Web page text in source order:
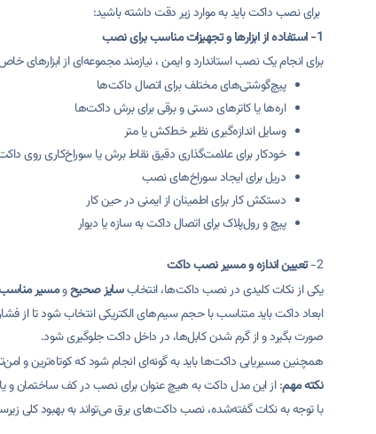
برای نصب داکت باید به موارد زیر دقت داشته باشید:
1- استفاده از
ابزارها و تجهیزات مناسب برای نصب
برای انجام یک نصب استاندارد و ایمن ، نیازمند مجموعه‌ای از ابزارهای
پیچ‌گوشتی‌های مختلف برای اتصال داکت‌ها
اره‌ها یا کاترهای دستی و برقی برای برش داکت‌ها
وسایل اندازه‌گیری نظیر خط‌کش یا متر
خودکار برای علامت‌گذاری دقیق نقاط برش یا سوراخ‌کاری روی
دریل برای ایجاد سوراخ‌های نصب
دستکش‌ کار برای اطمینان از ایمنی در حین کار
پیچ و رول‌پلاک برای اتصال داکت‌ به سازه یا دیوار
2- تعیین اندازه و مسیر نصب داکت
یکی از نکات کلیدی در نصب داکت‌ها، انتخابسایز صحیحومسیر
صورت بگیرد و از گرم شدن کابل‌ها، در داخل داکت جلوگیری شود.
همچنین مسیریابی داکت‌ها باید به گونه‌ای انجام شود که کوتاه‌ترین
نکته مهم: از این مدل داکت به هیچ عنوان برای نصب در کف ساختمان و یا
با توجه به نکات گفته‌شده، نصب داکت‌های برق می‌تواند به بهبود کلی